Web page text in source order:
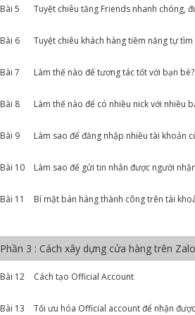
Bài 5 Tuyệt chiêu tăng Friends nhanh chóng,
Bài 6 Tuyệt chiêu khách hàng tiềm năng tự
Bài 7 Làm thế nào để tương tác tốt với bạn bè?
Bài 8 Làm thế nào để có nhiều nick với nhiều
Bài 9 Làm sao để đăng nhập nhiều tài khoản
Bài 10 Làm sao để gửi tin nhắn được người
Bài 11 Bí mật bán hàng thành công trên tài
Phần 3 : Cách xây dựng cửa hàng trên
Bài 12 Cách tạo Official Account
Bài 13 Tối ưu hóa Official account để nhận